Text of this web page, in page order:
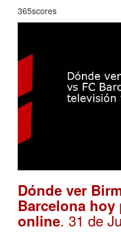
365scores
Dónde ver
Barcelona
online. 31 de